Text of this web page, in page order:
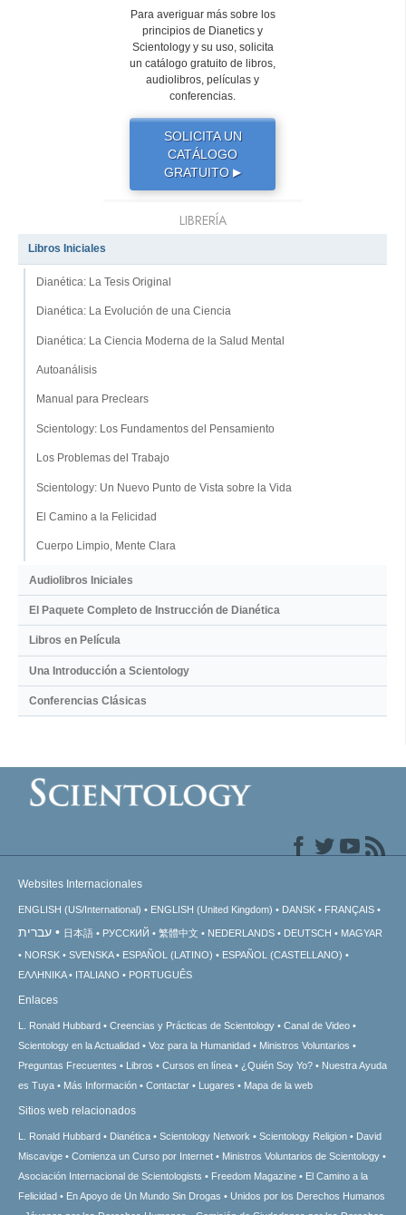
Para averiguar más sobre los
principios de Dianetics y
Scientology y su uso, solicita
un catálogo gratuito de libros,
audiolibros, películas y
conferencias.
SOLICITA UN
CATÁLOGO
GRATUITO ▶
LIBRERÍA
Libros Iniciales
Dianética: La Tesis Original
Dianética: La Evolución de una Ciencia
Dianética: La Ciencia Moderna de la Salud Mental
Autoanálisis
Manual para Preclears
Scientology: Los Fundamentos del Pensamiento
Los Problemas del Trabajo
Scientology: Un Nuevo Punto de Vista sobre la Vida
El Camino a la Felicidad
Cuerpo Limpio, Mente Clara
Audiolibros Iniciales
El Paquete Completo de Instrucción de Dianética
Libros en Película
Una Introducción a Scientology
Conferencias Clásicas
Websites Internacionales
ENGLISH (US/International) ENGLISH (United Kingdom) DANSK FRANÇAIS
עברית 日本語 РУССКИЙ 繁體中文 NEDERLANDS DEUTSCH
MAGYAR
NORSK
SVENSKA ESPAÑOL (LATINO)
ESPAÑOL (CASTELLANO)
ΕΛΛΗΝΙΚA
ITALIANO PORTUGUÊS
Enlaces
L. Ronald Hubbard Creencias y Prácticas de Scientology
Canal de Video
Scientology en la Actualidad
Voz para la Humanidad
Ministros Voluntarios
Preguntas Frecuentes
Libros Cursos en línea ¿Quién Soy Yo?
Nuestra Ayuda
es Tuya
Más Información Contactar Lugares Mapa de la web
Sitios web relacionados
L. Ronald Hubbard Dianética Scientology Network Scientology Religion
David
Miscavige
Comienza un Curso por Internet
Ministros Voluntarios de Scientology
Asociación Internacional de Scientologists
Freedom Magazine
El Camino a la
Felicidad
En Apoyo de Un Mundo Sin Drogas
Unidos por los Derechos Humanos